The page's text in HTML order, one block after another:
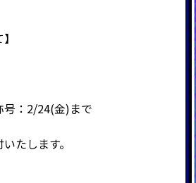
号：2/24(金)まで
たします。